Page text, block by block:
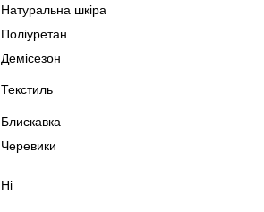
Натуральна шкіра
Поліуретан
Демісезон
Текстиль
Блискавка
Черевики
Ні